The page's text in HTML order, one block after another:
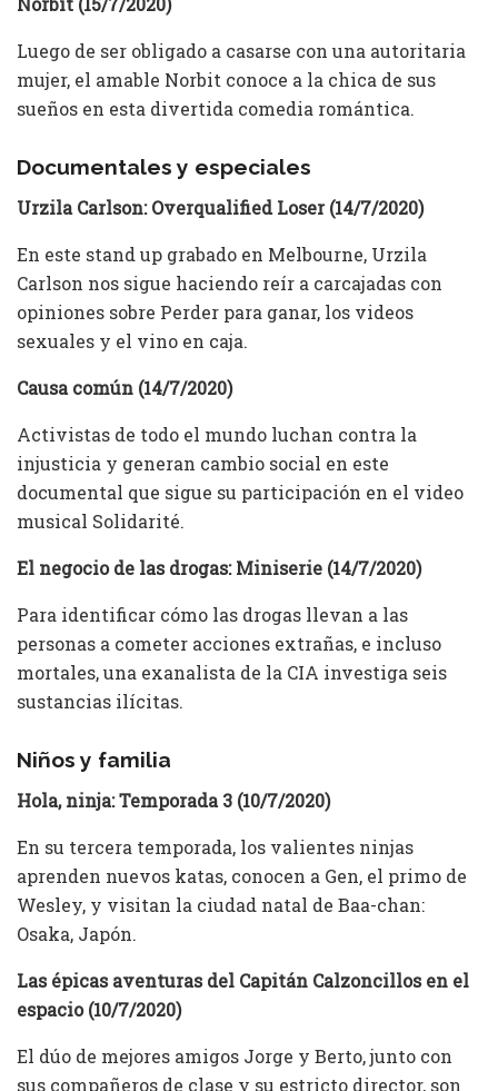
Luego de ser obligado a casarse con una autoritaria
mujer, el amable Norbit conoce a la chica de sus
sueños en esta divertida comedia romántica.
Documentales y especiales
Urzila Carlson: Overqualified Loser (14/7/2020)
En este stand up grabado en Melbourne, Urzila
Carlson nos sigue haciendo reír a carcajadas con
opiniones sobre Perder para ganar, los videos
sexuales y el vino en caja.
Causa común (14/7/2020)
Activistas de todo el mundo luchan contra la
injusticia y generan cambio social en este
documental que sigue su participación en el video
musical Solidarité.
El negocio de las drogas: Miniserie (14/7/2020)
Para identificar cómo las drogas llevan a las
personas a cometer acciones extrañas, e incluso
mortales, una exanalista de la CIA investiga seis
sustancias ilícitas.
Niños y familia
Hola, ninja: Temporada 3 (10/7/2020)
En su tercera temporada, los valientes ninjas
aprenden nuevos katas, conocen a Gen, el primo de
Wesley, y visitan la ciudad natal de Baa-chan:
Osaka, Japón.
Las épicas aventuras del Capitán Calzoncillos en el
espacio (10/7/2020)
El dúo de mejores amigos Jorge y Berto, junto con
sus compañeros de clase y su estricto director, son